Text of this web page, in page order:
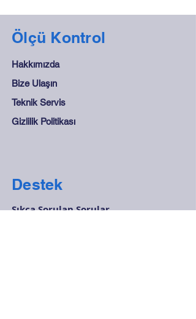
Ölçü Kontrol
Hakkımızda
Bize Ulaşın
Teknik Servis
Gizlilik Politikası
Destek
Sıkça Sorulan Sorular